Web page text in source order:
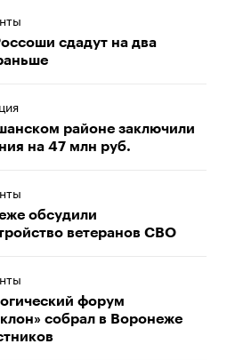
сдадут на два
районе заключили
на 47 млн руб.
обсудили
ветеранов СВО
форум
собрал в Воронеже